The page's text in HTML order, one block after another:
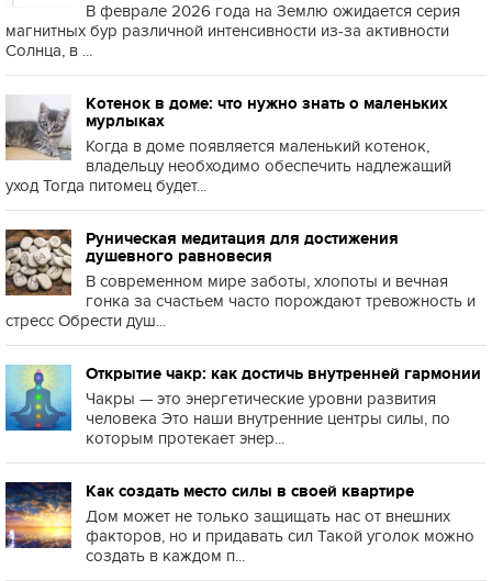
В феврале 2026 года на Землю ожидается серия
магнитных бур различной интенсивности из-за активности
Солнца, в ...
Котенок в доме: что нужно знать о маленьких
мурлыках
Когда в доме появляется маленький котенок,
владельцу необходимо обеспечить надлежащий
уход Тогда питомец будет...
Руническая медитация для достижения
душевного равновесия
В современном мире заботы, хлопоты и вечная
гонка за счастьем часто порождают тревожность и
стресс Обрести душ...
Открытие чакр: как достичь внутренней гармонии
Чакры — это энергетические уровни развития
человека Это наши внутренние центры силы, по
которым протекает энер...
Как создать место силы в своей квартире
Дом может не только защищать нас от внешних
факторов, но и придавать сил Такой уголок можно
создать в каждом п...